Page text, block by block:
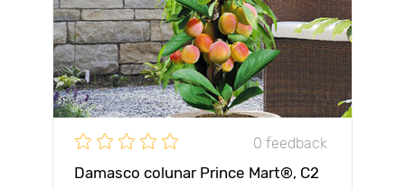
0 feedback
Damasco colunar Prince Mart®, C2